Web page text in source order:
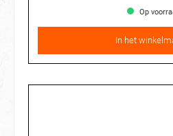
WaterpompEtc
Op
In het